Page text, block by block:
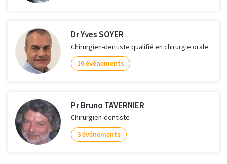
Dr Yves SOYER
Chirurgien-dentiste qualifié en chirurgie orale
10 événements
Pr Bruno TAVERNIER
Chirurgien-dentiste
3 événements